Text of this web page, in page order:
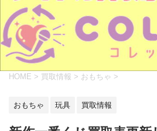
HOME > 買取情報 > おもちゃ >
おもちゃ 玩具 買取情報